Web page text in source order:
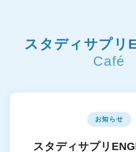
スタディサプリ
Café
お知らせ
スタディサプリ